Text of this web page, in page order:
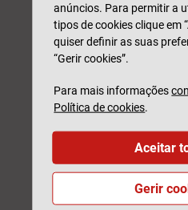
Peça uma
anúncios. Para permitir a
tipos de cookies clique em
quiser definir as suas
“Gerir cookies”.
Para mais informações
Política de cookies.
Gerir
Aceitar